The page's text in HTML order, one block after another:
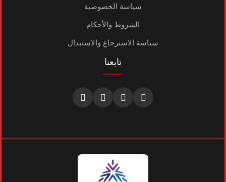
سياسة الخصوصية
الشروط والأحكام
سياسة الاسترجاع والاستبدال
تابعنا